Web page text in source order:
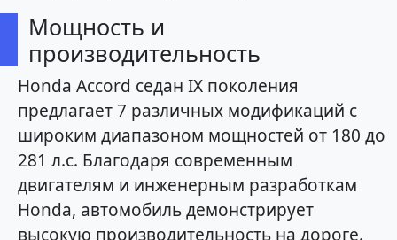
Мощность и
производительность
Honda Accord седан IX поколения
предлагает 7 различных модификаций с
широким диапазоном мощностей от 180 до
281 л.с. Благодаря современным
двигателям и инженерным разработкам
Honda, автомобиль демонстрирует
высокую производительность на дороге.